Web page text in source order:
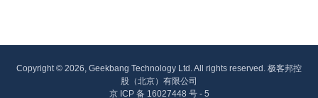
Copyright © 2026, Geekbang Technology Ltd. All rights reserved. 极客邦控
股（北京）有限公司
京 ICP 备 16027448 号 - 5